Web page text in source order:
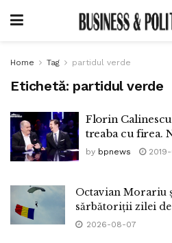
Home Tag partidul verde
Etichetă: partidul verde
Florin
treaba cu firea.
by bpnews
Octavian Morariu
sărbătoriții zilei de
2026-08-07